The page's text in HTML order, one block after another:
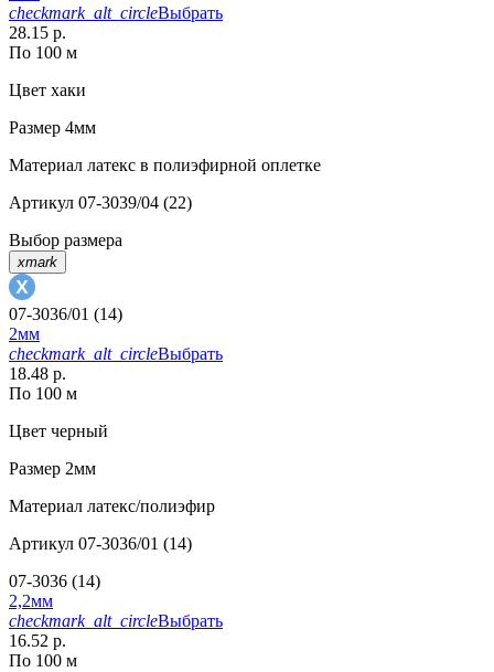
checkmark_alt_circleВыбрать
28.15 р.
По 100 м
Цвет хаки
Размер 4мм
Материал латекс в полиэфирной оплетке
Артикул 07-3039/04 (22)
Выбор размера
xmark
07-3036/01 (14)
2мм
checkmark_alt_circleВыбрать
18.48 р.
По 100 м
Цвет черный
Размер 2мм
Материал латекс/полиэфир
Артикул 07-3036/01 (14)
07-3036 (14)
2,2мм
checkmark_alt_circleВыбрать
16.52 р.
По 100 м